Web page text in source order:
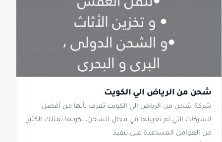
شحن من الرياض الي الكويت
شركة شحن من الرياض الي الكويت تعرف بأنها من أفضل
الشركات التي تم تعيينها في مجال الشحن، لكونها تمتلك الكثير
من العوامل المساعدة على تنفيذ